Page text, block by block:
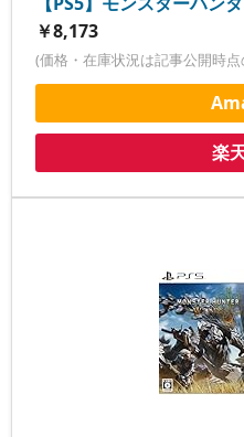
￥8,173
(価格・在庫状況は記事公開時
楽